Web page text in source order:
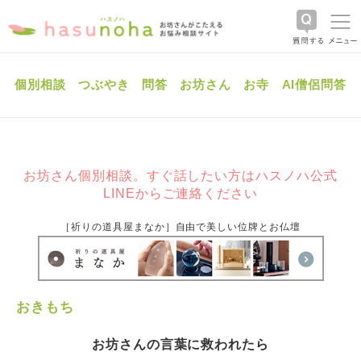
個別相談 つぶやき 問答 お坊さん お寺 AI僧侶問答
お坊さん個別相談。すぐ話したい方はハスノハ公式
LINEからご連絡ください
［祈りの道具屋まなか］自由で美しい位牌とお仏壇
おきもち
お坊さんの言葉に救われたら